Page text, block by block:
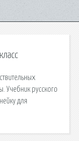
Учебник русского
для